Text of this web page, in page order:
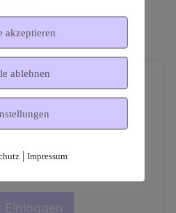
geschützter
Einloggen
akzeptieren
ablehnen
| Impressum